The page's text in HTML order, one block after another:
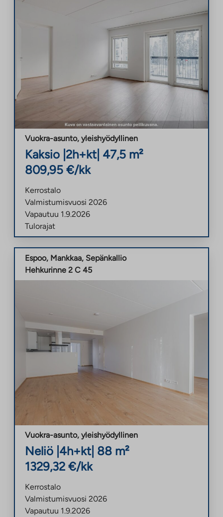
Vuokra-asunto, yleishyödyllinen
Kaksio 2h+kt| 47,5 m²
809,95 €/kk
Kerrostalo
Valmistumisvuosi 2026
Vapautuu 1.9.2026
Tulorajat
Espoo, Mankkaa, Sepänkallio
Hehkurinne 2 C 45
Vuokra-asunto, yleishyödyllinen
Neliö 4h+kt| 88 m²
1329,32 €/kk
Kerrostalo
Valmistumisvuosi 2026
Vapautuu 1.9.2026